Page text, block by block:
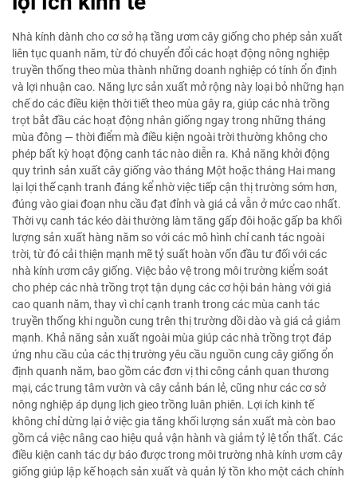
Nhà kính dành cho cơ sở hạ tầng ươm cây giống cho phép sản xuất
liên tục quanh năm, từ đó chuyển đổi các hoạt động nông nghiệp
truyền thống theo mùa thành những doanh nghiệp có tính ổn định
và lợi nhuận cao. Năng lực sản xuất mở rộng này loại bỏ những hạn
chế do các điều kiện thời tiết theo mùa gây ra, giúp các nhà trồng
trọt bắt đầu các hoạt động nhân giống ngay trong những tháng
mùa đông — thời điểm mà điều kiện ngoài trời thường không cho
phép bất kỳ hoạt động canh tác nào diễn ra. Khả năng khởi động
quy trình sản xuất cây giống vào tháng Một hoặc tháng Hai mang
lại lợi thế cạnh tranh đáng kể nhờ việc tiếp cận thị trường sớm hơn,
đúng vào giai đoạn nhu cầu đạt đỉnh và giá cả vẫn ở mức cao nhất.
Thời vụ canh tác kéo dài thường làm tăng gấp đôi hoặc gấp ba khối
lượng sản xuất hàng năm so với các mô hình chỉ canh tác ngoài
trời, từ đó cải thiện mạnh mẽ tỷ suất hoàn vốn đầu tư đối với các
nhà kính ươm cây giống. Việc bảo vệ trong môi trường kiểm soát
cho phép các nhà trồng trọt tận dụng các cơ hội bán hàng với giá
cao quanh năm, thay vì chỉ cạnh tranh trong các mùa canh tác
truyền thống khi nguồn cung trên thị trường dồi dào và giá cả giảm
mạnh. Khả năng sản xuất ngoài mùa giúp các nhà trồng trọt đáp
ứng nhu cầu của các thị trường yêu cầu nguồn cung cây giống ổn
định quanh năm, bao gồm các đơn vị thi công cảnh quan thương
mại, các trung tâm vườn và cây cảnh bán lẻ, cũng như các cơ sở
nông nghiệp áp dụng lịch gieo trồng luân phiên. Lợi ích kinh tế
không chỉ dừng lại ở việc gia tăng khối lượng sản xuất mà còn bao
gồm cả việc nâng cao hiệu quả vận hành và giảm tỷ lệ tổn thất. Các
điều kiện canh tác dự báo được trong môi trường nhà kính ươm cây
giống giúp lập kế hoạch sản xuất và quản lý tồn kho một cách chính